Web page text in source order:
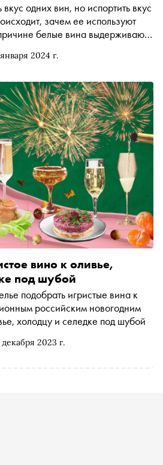
2024 г.
одних вин, но испортить вкус
зачем ее используют
белые вина выдерживают
2023 г.
вино к оливье,
под шубой
подобрать игристые вина к
российским новогодним
холодцу и селедке под шубой